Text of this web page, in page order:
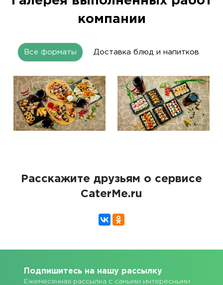
компании
Все форматы Доставка блюд и напитков
Расскажите друзьям о сервисе
CaterMe.ru
Подпишитесь на нашу рассылку
Ежемесячная рассылка с самыми интересными